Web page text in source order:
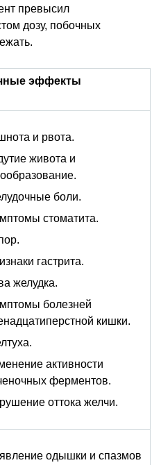
превысил
дозу, побочных
эффекты
и рвота.
живота и
боли.
стоматита.
гастрита.
желудка.
болезней
кишки.
активности
ферментов.
оттока желчи.
одышки и спазмов